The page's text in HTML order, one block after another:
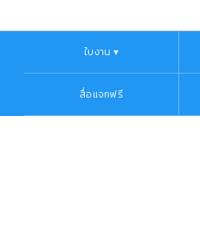
to
ใบงาน ▾
สื่อแจกฟรี